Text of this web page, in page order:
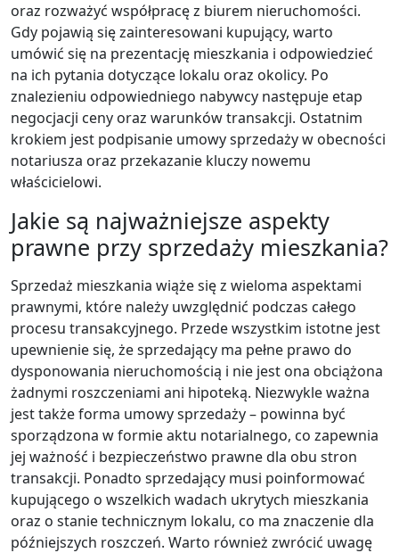
oraz rozważyć współpracę z biurem nieruchomości.
Gdy pojawią się zainteresowani kupujący, warto
umówić się na prezentację mieszkania i odpowiedzieć
na ich pytania dotyczące lokalu oraz okolicy. Po
znalezieniu odpowiedniego nabywcy następuje etap
negocjacji ceny oraz warunków transakcji. Ostatnim
krokiem jest podpisanie umowy sprzedaży w obecności
notariusza oraz przekazanie kluczy nowemu
właścicielowi.
Jakie są najważniejsze aspekty
prawne przy sprzedaży mieszkania?
Sprzedaż mieszkania wiąże się z wieloma aspektami
prawnymi, które należy uwzględnić podczas całego
procesu transakcyjnego. Przede wszystkim istotne jest
upewnienie się, że sprzedający ma pełne prawo do
dysponowania nieruchomością i nie jest ona obciążona
żadnymi roszczeniami ani hipoteką. Niezwykle ważna
jest także forma umowy sprzedaży – powinna być
sporządzona w formie aktu notarialnego, co zapewnia
jej ważność i bezpieczeństwo prawne dla obu stron
transakcji. Ponadto sprzedający musi poinformować
kupującego o wszelkich wadach ukrytych mieszkania
oraz o stanie technicznym lokalu, co ma znaczenie dla
późniejszych roszczeń. Warto również zwrócić uwagę